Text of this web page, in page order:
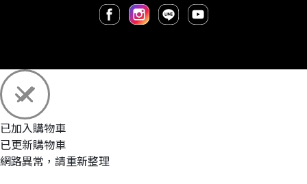
已加入購物車
已更新購物車
網路異常，請重新整理